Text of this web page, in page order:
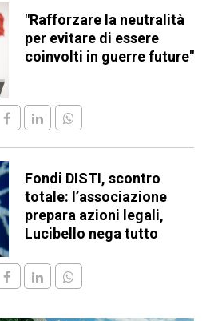
"Rafforzare la neutralità
per evitare di essere
coinvolti in guerre future"
Fondi DISTI, scontro
totale: l’associazione
prepara azioni legali,
Lucibello nega tutto